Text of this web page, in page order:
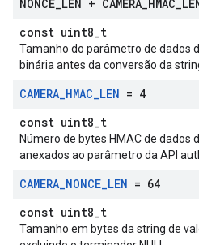
NONCE LEN + CAMERA HMAC
const uint8_t
Tamanho do parâmetro de dados
binária antes da conversão da
CAMERA_HMAC_LEN = 4
const uint8_t
Número de bytes HMAC de dados
anexados ao parâmetro da API
CAMERA_NONCE_LEN = 64
const uint8_t
Tamanho em bytes da string de